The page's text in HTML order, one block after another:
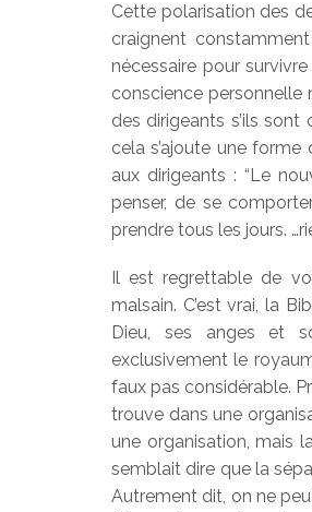
Cette polarisation des
craignent
nécessaire pour
conscience personnelle
des dirigeants s’ils
cela s’ajoute une
aux dirigeants : “Le
penser, de se
prendre tous les jours.
Il est regrettable de
malsain. C’est vrai, la
Dieu, ses anges et
exclusivement le
faux pas considérable.
trouve dans une
une organisation, mais
semblait dire que la
Autrement dit, on ne